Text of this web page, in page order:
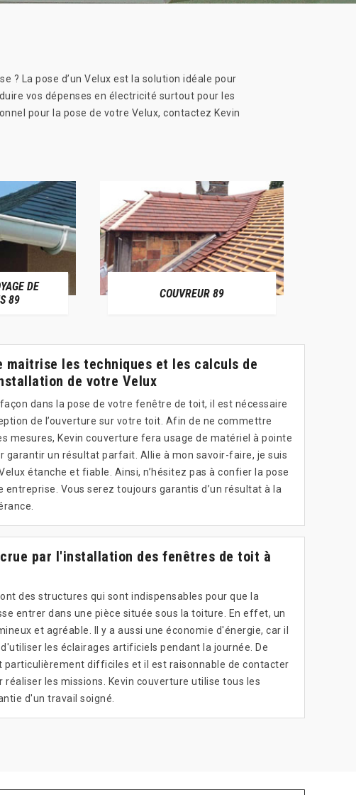
? La pose d’un Velux est la solution idéale pour
vos dépenses en électricité surtout pour les
pour la pose de votre Velux, contactez Kevin
DE
89
COUVREUR 89
maitrise les techniques et les calculs de
de votre Velux
dans la pose de votre fenêtre de toit, il est nécessaire
de l’ouverture sur votre toit. Afin de ne commettre
mesures, Kevin couverture fera usage de matériel à pointe
garantir un résultat parfait. Allie à mon savoir-faire, je suis
étanche et fiable. Ainsi, n’hésitez pas à confier la pose
entreprise. Vous serez toujours garantis d’un résultat à la
par l'installation des fenêtres de toit à
des structures qui sont indispensables pour que la
entrer dans une pièce située sous la toiture. En effet, un
et agréable. Il y a aussi une économie d'énergie, car il
les éclairages artificiels pendant la journée. De
particulièrement difficiles et il est raisonnable de contacter
réaliser les missions. Kevin couverture utilise tous les
d'un travail soigné.